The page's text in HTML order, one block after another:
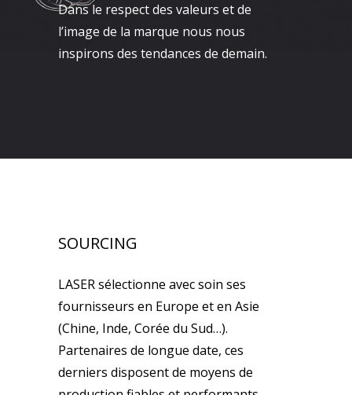
Dans le respect des valeurs et de
l’image de la marque nous nous
inspirons des tendances de demain.
SOURCING
LASER sélectionne avec soin ses
fournisseurs en Europe et en Asie
(Chine, Inde, Corée du Sud…).
Partenaires de longue date, ces
derniers disposent de moyens de